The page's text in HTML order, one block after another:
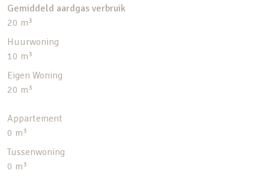
Gemiddeld aardgas verbruik
20 m³
Huurwoning
10 m³
Eigen Woning
20 m³
Appartement
0 m³
Tussenwoning
0 m³